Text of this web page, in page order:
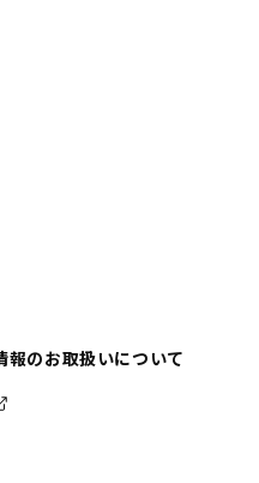
報のお取扱いについて